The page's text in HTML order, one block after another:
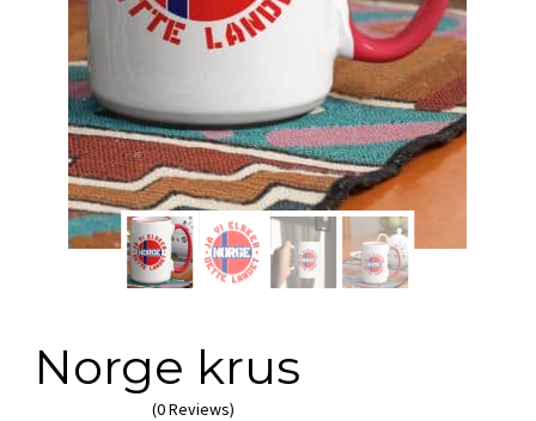
Norge krus
(0 Reviews)